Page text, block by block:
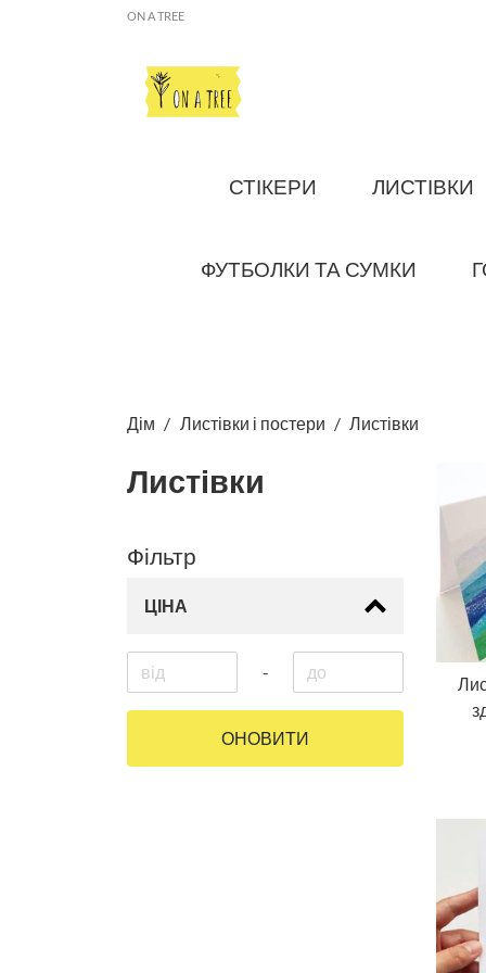
ON A TREE
СТІКЕРИ ЛИСТІВКИ
ФУТБОЛКИ ТА СУМКИ
Дім Листівки і постери Листівки
Листівки
Фільтр
ЦІНА
-
ОНОВИТИ